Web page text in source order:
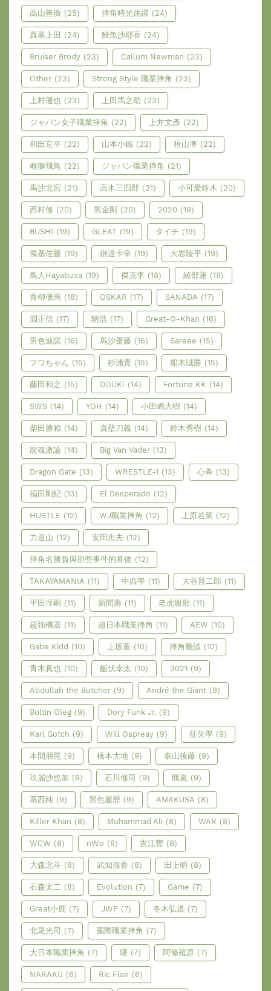
高山善廣 (25) 摔角時光跳躍 (24)
真基上田 (24) 鰻魚沙耶香 (24)
Bruiser Brody (23) Callum Newman (23)
Other (23) Strong Style 職業摔角 (23)
上村優也 (23) 上田馬之助 (23)
ジャパン女子職業摔角 (22) 上井文彥 (22)
和田京平 (22) 山本小鐵 (22) 秋山準 (22)
雌獅飛鳥 (22) ジャパン職業摔角 (21)
馬沙北宮 (21) 高木三四郎 (21) 小可愛鈴木 (20)
西村修 (20) 黑金剛 (20) 2020 (19)
BUSHI (19) GLEAT (19) タイチ (19)
傑基佐藤 (19) 劍道卡辛 (19) 大岩陵平 (19)
鳥人Hayabusa (19) 傑克李 (18) 綾部蓮 (18)
青柳優馬 (18) OSKAR (17) SANADA (17)
淵正信 (17) 馳浩 (17) Great-O-Khan (16)
男色迪諾 (16) 馬沙齋藤 (16) Sareee (15)
フワちゃん (15) 杉浦貴 (15) 船木誠勝 (15)
藤田和之 (15) DOUKI (14) Fortune KK (14)
SWS (14) YOH (14) 小田嶋大樹 (14)
柴田勝賴 (14) 真壁刀義 (14) 鈴木秀樹 (14)
龍魂激論 (14) Big Van Vader (13)
Dragon Gate (13) WRESTLE-1 (13) 心希 (13)
福田剛紀 (13) El Desperado (12)
HUSTLE (12) WJ職業摔角 (12) 上原若菜 (12)
力道山 (12) 安田忠夫 (12)
摔角名勝負與那些事件的幕後 (12)
TAKAYAMANIA (11) 中西學 (11) 大谷晉二郎 (11)
平田淳嗣 (11) 新間壽 (11) 老虎服部 (11)
超強機器 (11) 超日本職業摔角 (11) AEW (10)
Gabe Kidd (10) 上坂堇 (10) 摔角雜談 (10)
青木真也 (10) 飯伏幸太 (10) 2021 (9)
Abdullah the Butcher (9) André the Giant (9)
Boltin Oleg (9) Dory Funk Jr. (9)
Karl Gotch (9) Will Ospreay (9) 征矢學 (9)
本間朋晃 (9) 橋本大地 (9) 泰山後藤 (9)
玖麗沙也加 (9) 石川修司 (9) 羆嵐 (9)
葛西純 (9) 黑色履歷 (9) AMAKUSA (8)
Killer Khan (8) Muhammad Ali (8) WAR (8)
WCW (8) nWo (8) 吉江豐 (8)
大森北斗 (8) 武知海青 (8) 田上明 (8)
石森太二 (8) Evolution (7) Game (7)
Great小鹿 (7) JWP (7) 冬木弘道 (7)
北尾光司 (7) 國際職業摔角 (7)
大日本職業摔角 (7) 曙 (7) 阿修羅原 (7)
NARAKU (6) Ric Flair (6)